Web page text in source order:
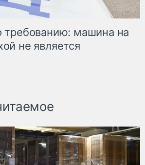
требованию: машина на
не является